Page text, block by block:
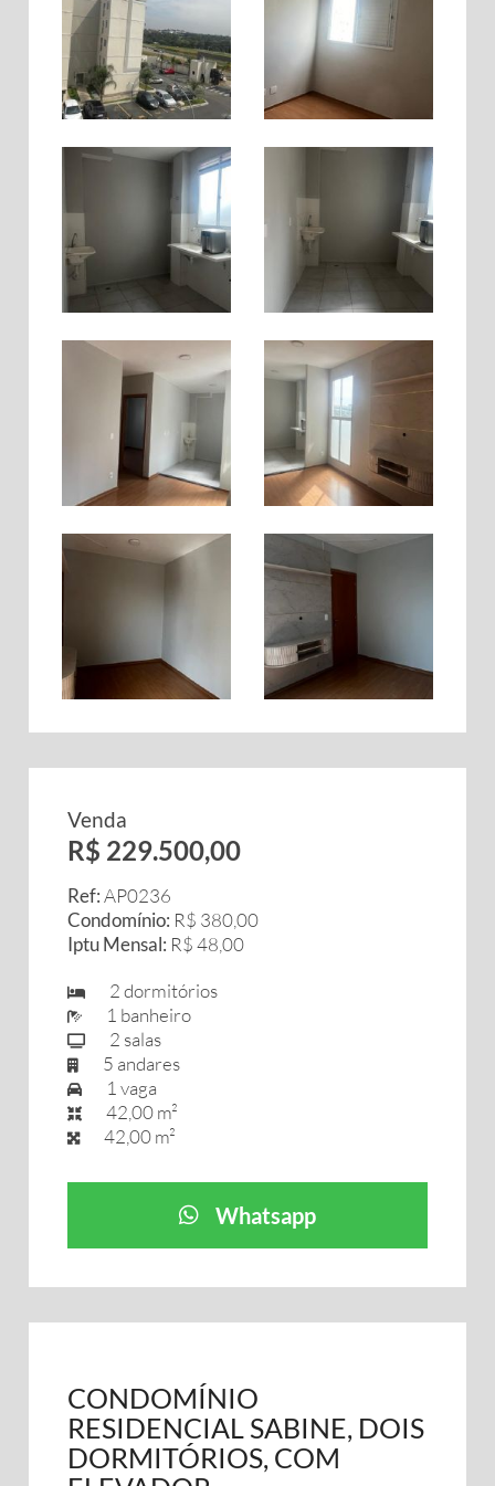
Venda
R$ 229.500,00
Ref:AP0236
Condomínio: R$ 380,00
Iptu Mensal: R$ 48,00
2 dormitórios
1 banheiro
2 salas
5 andares
1 vaga
42,00 m²
42,00 m²
Whatsapp
CONDOMÍNIO
RESIDENCIAL SABINE, DOIS
DORMITÓRIOS, COM